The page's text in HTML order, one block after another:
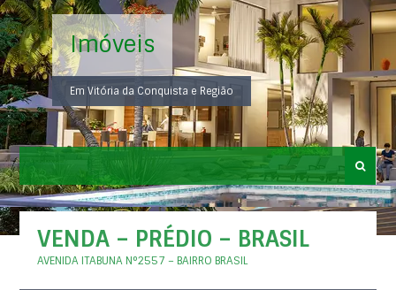
Imóveis
Em Vitória da Conquista e Região
VENDA – PRÉDIO – BRASIL
AVENIDA ITABUNA N°2557 – BAIRRO BRASIL